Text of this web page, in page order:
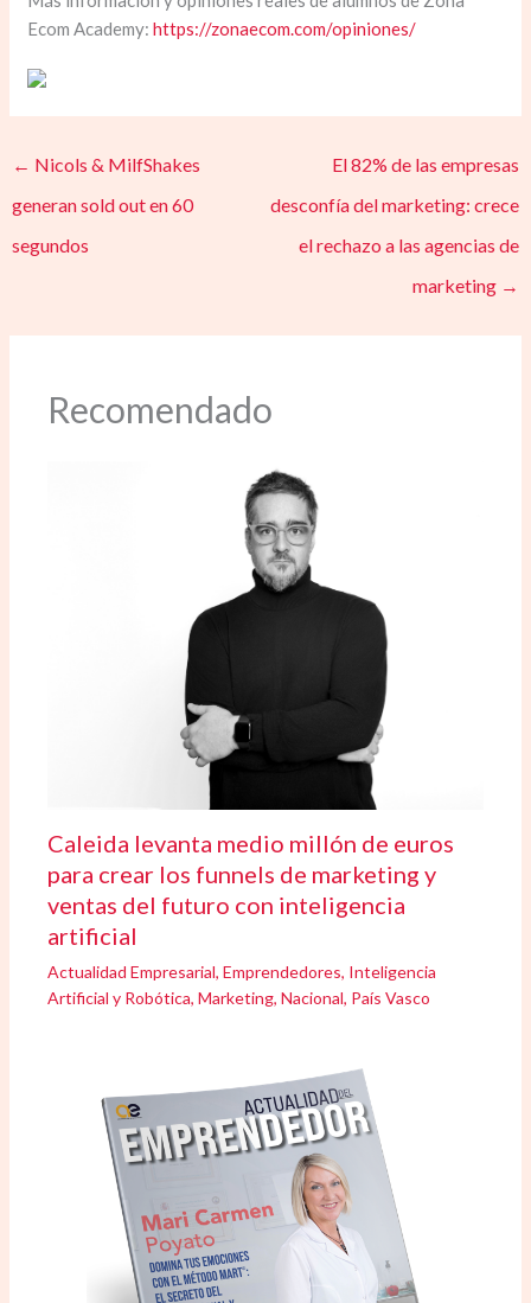
Ecom Academy:https://zonaecom.com/opiniones/
← Nicols & MilfShakes
generan sold out en 60
segundos
El 82% de las empresas
desconfía del marketing: crece
el rechazo a las agencias de
marketing →
Recomendado
Caleida levanta medio millón de euros
para crear los funnels de marketing y
ventas del futuro con inteligencia
artificial
Actualidad Empresarial,Emprendedores, Inteligencia
Artificial y Robótica,Marketing,Nacional, País Vasco